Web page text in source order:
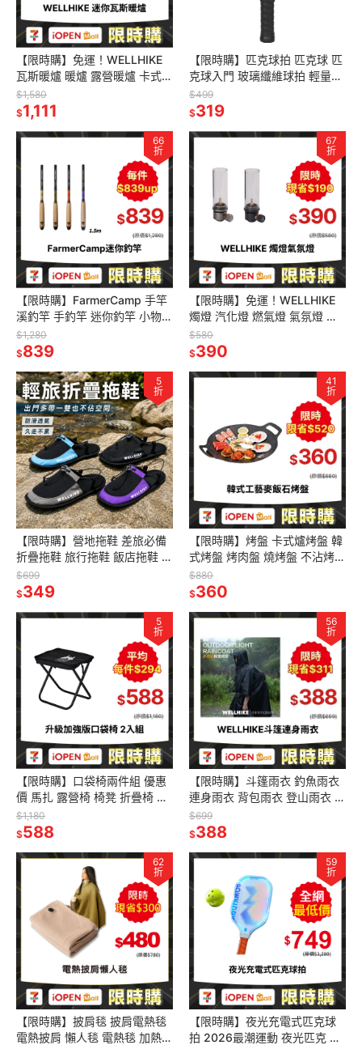
【限時購】免運！WELLHIKE
瓦斯暖爐 暖爐 露營暖爐 卡式暖
爐 取暖爐 迷你暖爐 戶外暖爐
$1,580
$1,111
【限時購】匹克球拍 匹克球 匹
克球入門 玻璃纖維球拍 輕量球
拍 室外球 聚會運動
$499
$319
66
折
【限時購】FarmerCamp 手竿
溪釣竿 手釣竿 迷你釣竿 小物釣
釣竿 溪釣 微物釣 蝦竿
$1,280
$839
67
折
【限時購】免運！WELLHIKE
燭燈 汽化燈 燃氣燈 氣氛燈 露
營燈 露營的人
$580
$390
5
折
【限時購】營地拖鞋 差旅必備
折疊拖鞋 旅行拖鞋 飯店拖鞋 室
內拖鞋 拖鞋 懶人鞋 沙灘拖鞋
$699
$349
41
折
【限時購】烤盤 卡式爐烤盤 韓
式烤盤 烤肉盤 燒烤盤 不沾烤盤
麥飯石烤盤 中秋節烤盤
$880
$360
5
折
【限時購】口袋椅兩件組 優惠
價 馬扎 露營椅 椅凳 折疊椅 小
椅子 童軍椅 330g
$1,180
$588
56
折
【限時購】斗篷雨衣 釣魚雨衣
連身雨衣 背包雨衣 登山雨衣 斗
篷式雨衣 WELLHIKE
$699
$388
62
折
【限時購】披肩毯 披肩電熱毯
電熱披肩 懶人毯 電熱毯 加熱毯
59
折
【限時購】夜光充電式匹克球
拍 2026最潮運動 夜光匹克 發